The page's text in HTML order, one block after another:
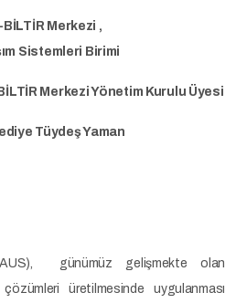
Merkezi ,
Sistemleri Birimi
Merkezi Yönetim Kurulu Üyesi
Tüydeş Yaman
(AUS), günümüz gelişmekte olan
çözümleri üretilmesinde uygulanması